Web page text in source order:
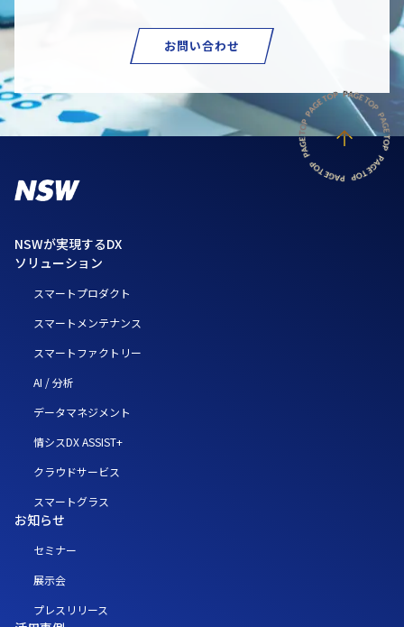
お問い合わせ
NSWが実現するDX
ソリューション
スマートプロダクト
スマートメンテナンス
スマートファクトリー
AI / 分析
データマネジメント
情シスDX ASSIST+
クラウドサービス
スマートグラス
お知らせ
セミナー
展示会
プレスリリース